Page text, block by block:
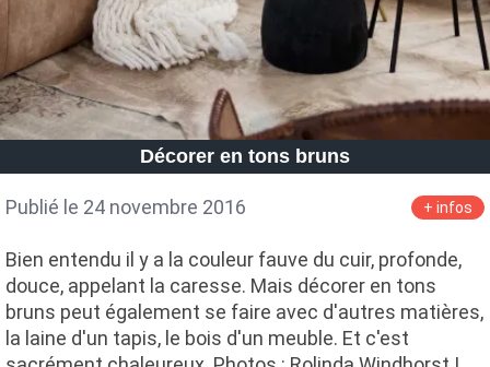
Décorer en tons bruns
Publié le 24 novembre 2016 + infos
Bien entendu il y a la couleur fauve du cuir, profonde,
douce, appelant la caresse. Mais décorer en tons
bruns peut également se faire avec d'autres matières,
la laine d'un tapis, le bois d'un meuble. Et c'est